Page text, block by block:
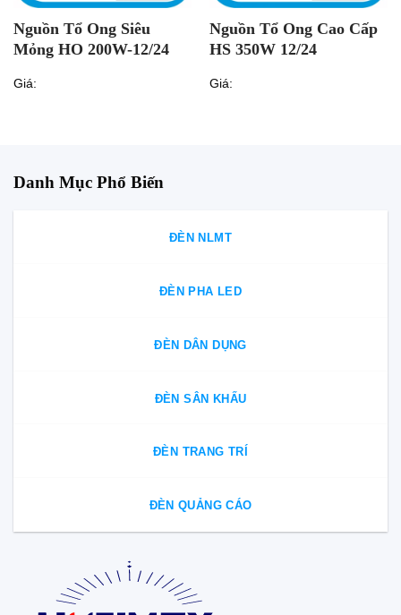
Nguồn Tổ Ong Siêu
Mỏng HO 200W-12/24
Giá:
Nguồn Tổ Ong Cao Cấp
HS 350W 12/24
Giá:
Danh Mục Phổ Biến
ĐÈN NLMT
ĐÈN PHA LED
ĐÈN DÂN DỤNG
ĐÈN SÂN KHẤU
ĐÈN TRANG TRÍ
ĐÈN QUẢNG CÁO